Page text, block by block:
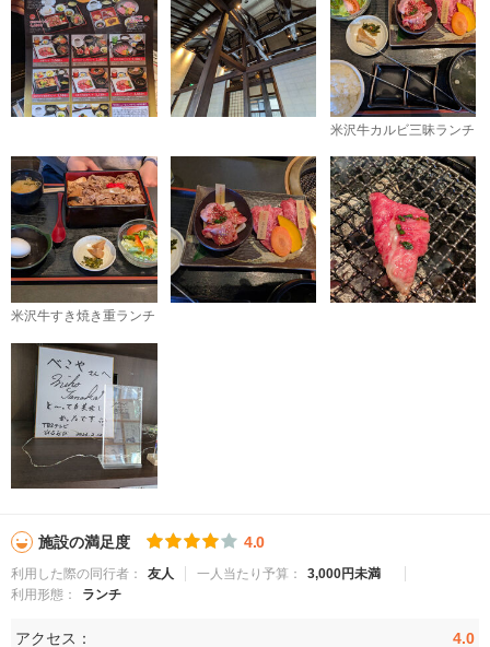
米沢牛カルビ三昧ランチ
米沢牛すき焼き重ランチ
施設の満足度 4.0
利用した際の同行者： 友人 一人当たり予算：
3,000円未満
利用形態：
ランチ
アクセス： 4.0